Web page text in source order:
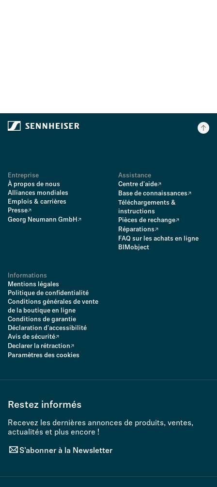
Entreprise
À propos de nous
Alliances mondiales
Emplois & carrières
Presse
Georg Neumann GmbH
Assistance
Centre d'aide
Base de connaissances
Téléchargements &
instructions
Pièces de rechange
Réparations
FAQ sur les achats en ligne
BIMobject
Informations
Mentions légales
Politique de confidentialité
Conditions générales de vente
de la boutique en ligne
Conditions de garantie
Déclaration d'accessibilité
Avis de sécurité
Declarer la rétraction
Paramètres des cookies
Restez informés
Recevez les dernières annonces de produits, ventes,
actualités et plus encore !
S’abonner à la Newsletter